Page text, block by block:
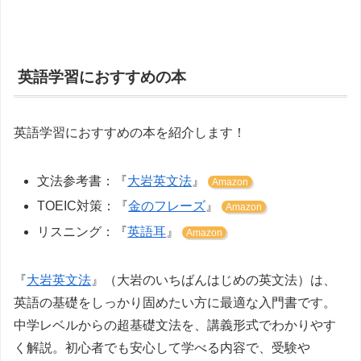
英語学習におすすめの本
英語学習におすすめの本を紹介します！
文法参考書：『大岩英文法 』 Amazon
TOEIC対策：『金のフレーズ』 Amazon
リスニング：『英語耳 』 Amazon
『大岩英文法 』（大岩のいちばんはじめの英文法）は、
英語の基礎をしっかり固めたい方に最適な入門書です。
中学レベルからの超基礎文法を、講義形式でわかりやす
く解説。初心者でも安心して学べる内容で、受験や